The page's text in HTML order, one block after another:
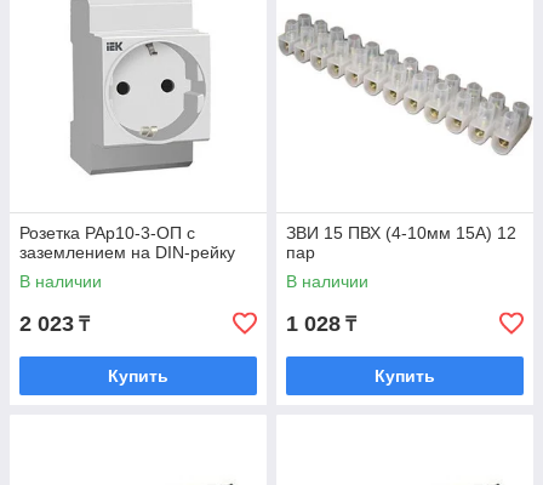
Розетка РАр10-3-ОП с
заземлением на DIN-рейку
В наличии
2 023 ₸
Купить
ЗВИ 15 ПВХ (4-10мм 15А) 12
пар
В наличии
1 028 ₸
Купить